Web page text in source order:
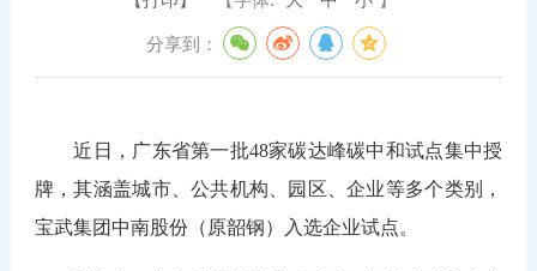
分享到：
近日，广东省第一批48家碳达峰碳中和试点集中授
牌，其涵盖城市、公共机构、园区、企业等多个类别，
宝武集团中南股份（原韶钢）入选企业试点。